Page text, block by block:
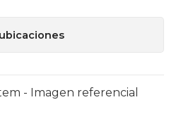
- Imagen referencial